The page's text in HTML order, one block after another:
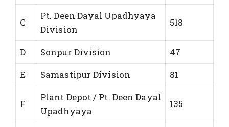
C
Pt. Deen Dayal Upadhyaya
Division
518
D Sonpur Division
47
E
Samastipur Division 81
F
Plant Depot / Pt. Deen Dayal
Upadhyaya
135